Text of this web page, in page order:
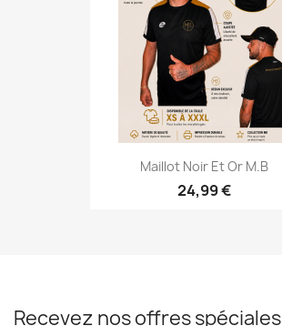
Maillot Noir Et Or M.B
24,99 €
Recevez nos offres spéciales